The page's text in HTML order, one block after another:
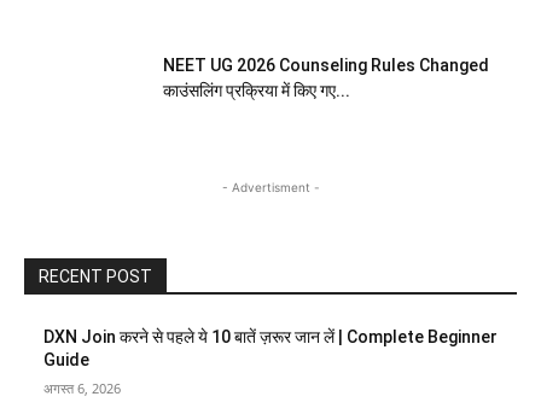
NEET UG 2026 Counseling Rules Changed
काउंसलिंग प्रक्रिया में किए गए...
- Advertisment -
RECENT POST
DXN Join करने से पहले ये 10 बातें ज़रूर जान लें | Complete Beginner
Guide
अगस्त 6, 2026